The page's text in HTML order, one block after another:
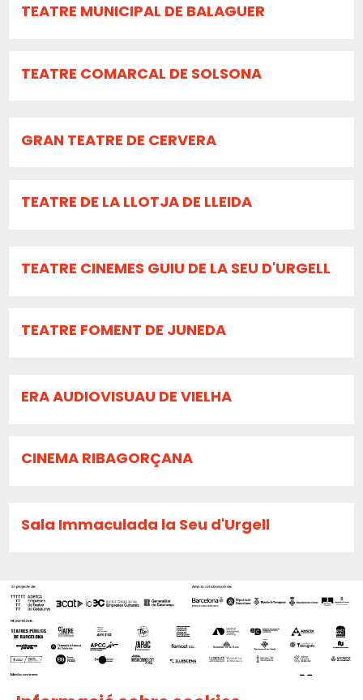
TEATRE MUNICIPAL DE BALAGUER
TEATRE COMARCAL DE SOLSONA
GRAN TEATRE DE CERVERA
TEATRE DE LA LLOTJA DE LLEIDA
TEATRE CINEMES GUIU DE LA SEU D'URGELL
TEATRE FOMENT DE JUNEDA
ERA AUDIOVISUAU DE VIELHA
CINEMA RIBAGORÇANA
Sala Immaculada la Seu d'Urgell